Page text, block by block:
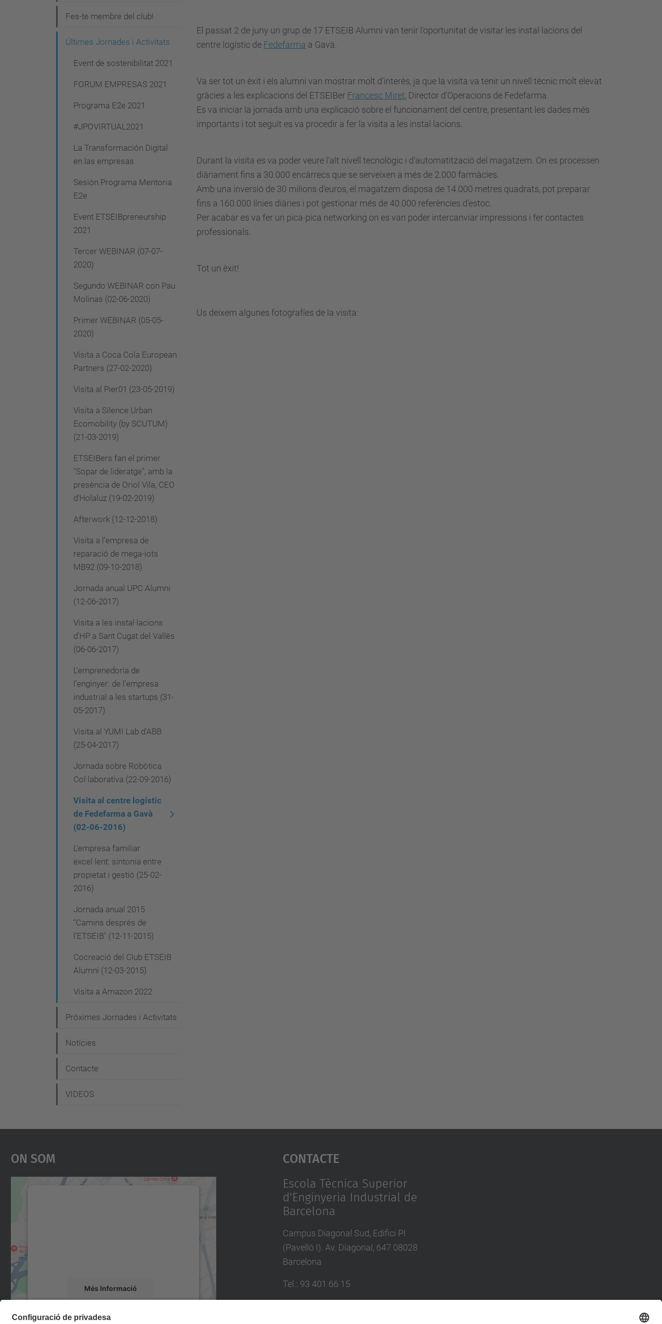
El passat 2 de juny un grup de 17 ETSEIB Alumni van tenir l'oportunitat de visitar les instal·lacions del
centre logístic de Fedefarma a Gavà.
Va ser tot un èxit i els alumni van mostrar molt d'interès, ja que la visita va tenir un nivell tècnic molt elevat
gràcies a les explicacions del ETSEIBer Francesc Miret, Director d'Operacions de Fedefarma
Es va iniciar la jornada amb una explicació sobre el funcionament del centre, presentant les dades més
importants i tot seguit es va procedir a fer la visita a les instal·lacions.
Durant la visita es va poder veure l'alt nivell tecnològic i d'automatització del magatzem. On es processen
diàriament fins a 30.000 encàrrecs que se serveixen a més de 2.000 farmàcies.
Amb una inversió de 30 milions d'euros, el magatzem disposa de 14.000 metres quadrats, pot preparar
fins a 160.000 línies diàries i pot gestionar més de 40.000 referències d'estoc.
Per acabar es va fer un pica-pica networking on es van poder intercanviar impressions i fer contactes
professionals.
Tot un èxit!
Us deixem algunes fotografíes de la visita:
g
a
Fes-te membre del club!
Últimes Jornades i Activitats
Event de sostenibilitat 2021
FORUM EMPRESAS 2021
Programa E2e 2021
#JPOVIRTUAL2021
La Transformación Digital
en las empresas
Sesión Programa Mentoria
E2e
Event ETSEIBpreneurship
2021
Tercer WEBINAR (07-07-
2020)
Segundo WEBINAR con Pau
Molinas (02-06-2020)
Primer WEBINAR (05-05-
2020)
Visita a Coca Cola European
Partners (27-02-2020)
Visita al Pier01 (23-05-2019)
Visita a Silence Urban
Ecomobility (by SCUTUM)
(21-03-2019)
ETSEIBers fan el primer
"Sopar de lideratge", amb la
presència de Oriol Vila, CEO
d'Holaluz (19-02-2019)
Afterwork (12-12-2018)
Visita a l'empresa de
reparació de mega-iots
MB92 (09-10-2018)
Jornada anual UPC Alumni
(12-06-2017)
Visita a les instal·lacions
d'HP a Sant Cugat del Vallès
(06-06-2017)
L'emprenedoria de
l'enginyer: de l'empresa
industrial a les startups (31-
05-2017)
Visita al YUMI Lab d'ABB
(25-04-2017)
Jornada sobre Robòtica
Col·laborativa (22-09-2016)
Visita al centre logístic
de Fedefarma a Gavà
(02-06-2016)
L'empresa familiar
excel·lent: sintonia entre
propietat i gestió (25-02-
2016)
Jornada anual 2015
"Camins després de
l'ETSEIB" (12-11-2015)
Cocreació del Club ETSEIB
Alumni (12-03-2015)
Visita a Amazon 2022
Próximes Jornades i Activitats
Notícies
Contacte
VIDEOS
On Som
Més Informació
Accepta
Contacte
Escola Tècnica Superior
d'Enginyeria Industrial de
Barcelona
Campus Diagonal Sud, Edifici PI
(Pavelló I). Av. Diagonal, 647 08028
Barcelona
Tel. : 93 401 66 15